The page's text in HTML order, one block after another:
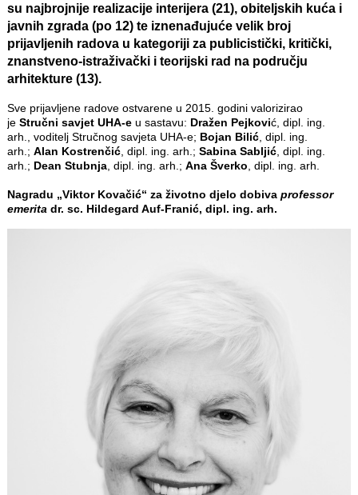
su najbrojnije realizacije interijera (21), obiteljskih kuća i
javnih zgrada (po 12) te iznenađujuće velik broj
prijavljenih radova u kategoriji za publicistički, kritički,
znanstveno‐istraživački i teorijski rad na području
arhitekture (13).
Sve prijavljene radove ostvarene u 2015. godini valorizirao
je Stručni savjet UHA-eu sastavu: Dražen Pejković, dipl. ing.
arh., voditelj Stručnog savjeta UHA-e; Bojan Bilić, dipl. ing.
arh.; Alan Kostrenčić, dipl. ing. arh.; Sabina Sabljić, dipl. ing.
arh.; Dean Stubnja, dipl. ing. arh.; Ana Šverko , dipl. ing. arh.
Nagradu „Viktor Kovačić“ za životno djelo dobiva professor
emerita dr. sc. Hildegard Auf-Franić, dipl. ing. arh.